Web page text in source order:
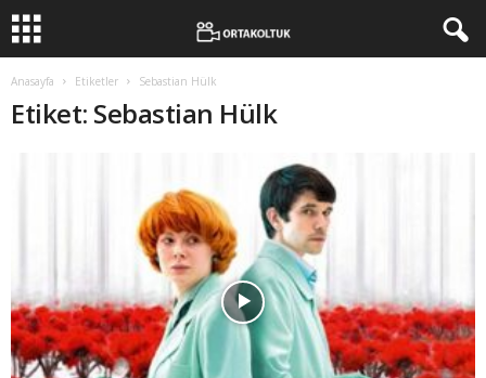
Anasayfa Etiketler Sebastian Hülk
Etiket: Sebastian Hülk